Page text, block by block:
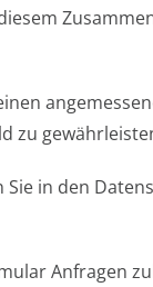
zu
in den
Anfragen